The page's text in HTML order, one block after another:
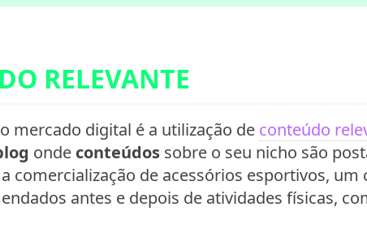
RELEVANTE
mercado digital é a utilização de conteúdo
onde conteúdos sobre o seu nicho são
comercialização de acessórios esportivos,
antes e depois de atividades físicas,